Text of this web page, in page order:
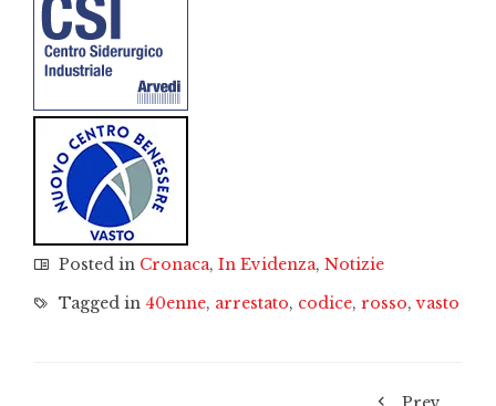
Posted in Cronaca, In Evidenza, Notizie
Tagged in 40enne, arrestato, codice, rosso,vasto